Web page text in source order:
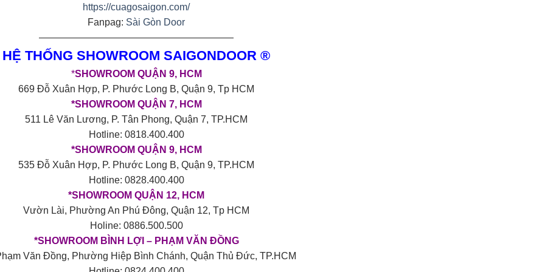
https://cuagosaigon.com/
Fanpag: Sài Gòn Door
————————————————————
HỆ THỐNG SHOWROOM SAIGONDOOR ®
*SHOWROOM QUẬN 9, HCM
669 Đỗ Xuân Hợp, P. Phước Long B, Quận 9, Tp HCM
*SHOWROOM QUẬN 7, HCM
511 Lê Văn Lương, P. Tân Phong, Quận 7, TP.HCM
Hotline: 0818.400.400
*SHOWROOM QUẬN 9, HCM
535 Đỗ Xuân Hợp, P. Phước Long B, Quận 9, TP.HCM
Hotline: 0828.400.400
*SHOWROOM QUẬN 12, HCM
Vườn Lài, Phường An Phú Đông, Quận 12, Tp HCM
Holine: 0886.500.500
*SHOWROOM BÌNH LỢI – PHẠM VĂN ĐỒNG
Văn Đồng, Phường Hiệp Bình Chánh, Quận Thủ Đức, TP.HCM